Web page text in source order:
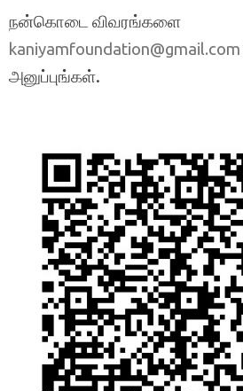
நன்கொடை விவரங்களை
kaniyamfoundation@gmail.com
அனுப்புங்கள்.